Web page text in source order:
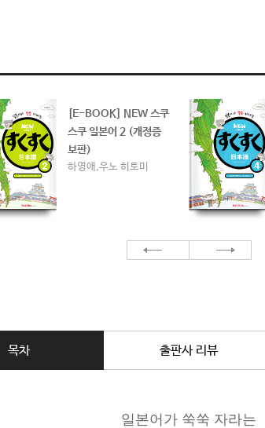
[E-BOOK] NEW 스쿠
스쿠 일본어 2 (개정증
보판)
하영애,우노 히토미
목차 출판사 리뷰
일본어가 쑥쑥 자라는